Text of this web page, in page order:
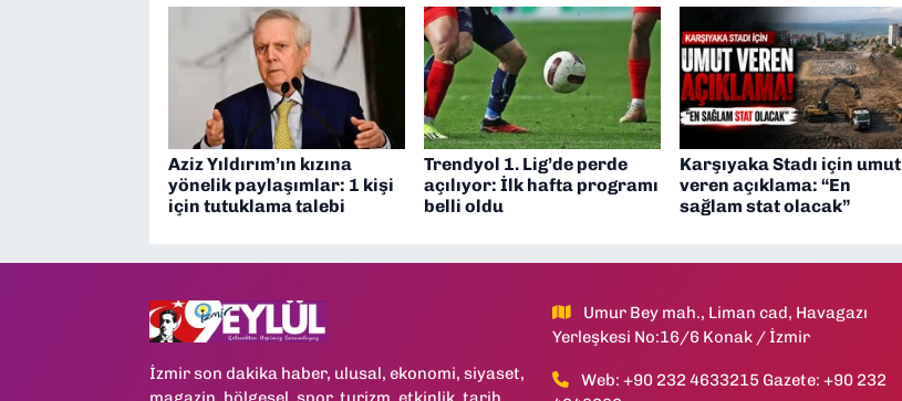
Aziz Yıldırım’ın kızına
yönelik paylaşımlar: 1 kişi
için tutuklama talebi
Trendyol 1. Lig’de perde
açılıyor: İlk hafta programı
belli oldu
Karşıyaka Stadı için umut
veren açıklama: “En
sağlam stat olacak”
İzmir son dakika haber, ulusal, ekonomi, siyaset,
Umur Bey mah., Liman cad, Havagazı
Yerleşkesi No:16/6 Konak / İzmir
Web: +90 232 4633215 Gazete: +90 232